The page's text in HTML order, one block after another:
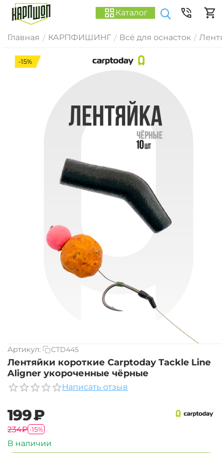
Каталог
Главная / КАРПФИШИНГ / Всё для оснасток /
-15%
Артикул: CTD445
Лентяйки короткие Carptoday Tackle Line
Aligner укороченные чёрные
Написать отзыв
‍199‍₽
‍234‍₽-15%
В наличии